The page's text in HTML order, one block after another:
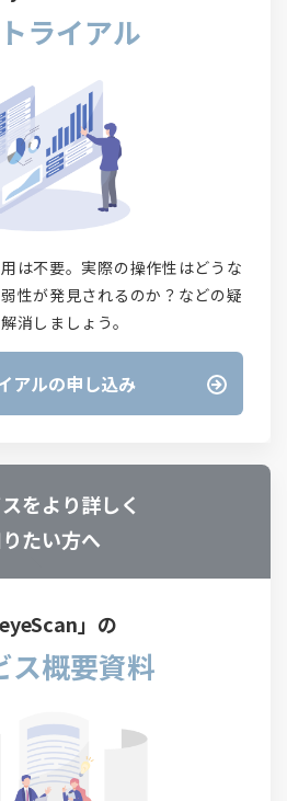
ライアル
は不要。実際の操作性はどうな
性が発見されるのか？などの疑
消しましょう。
アルの申し込み
をより詳しく
たい方へ
」の
ス概要資料